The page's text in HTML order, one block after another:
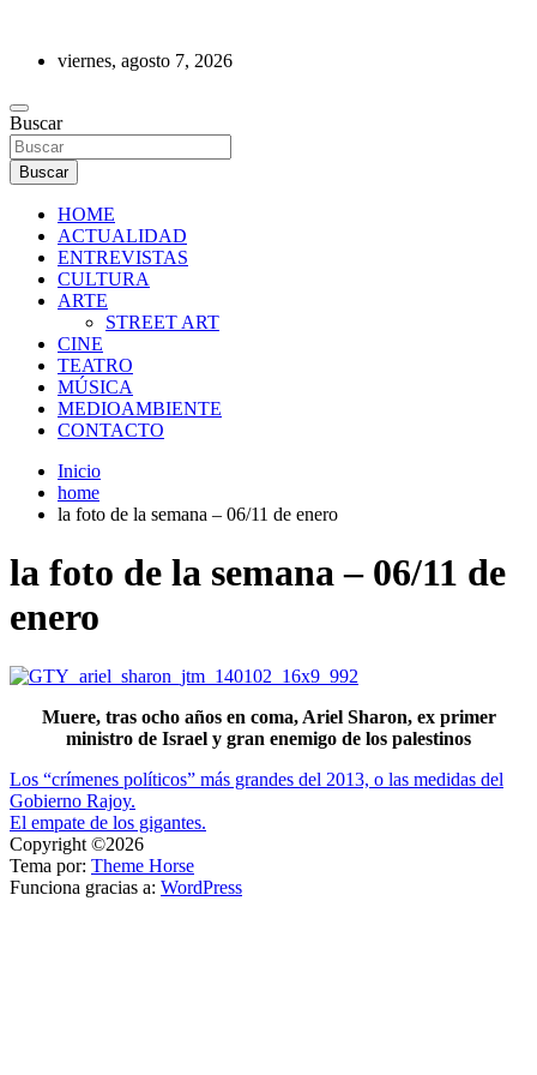
contenidoviernes, agosto 7, 2026
REVISTA DE PRENSA
Buscar
Buscar
HOME
ACTUALIDAD
ENTREVISTAS
CULTURA
ARTE
STREET ART
CINE
TEATRO
MÚSICA
MEDIOAMBIENTE
CONTACTO
Inicio
home
la foto de la semana – 06/11 de enero
la foto de la semana – 06/11 de
enero
Muere, tras ocho años en coma, Ariel Sharon, ex primer
ministro de Israel y gran enemigo de los palestinos
Navegación
de
entradas
Los “crímenes políticos” más grandes del 2013, o las medidas del
Gobierno Rajoy.
El empate de los gigantes.
Copyright ©2026
Tema por: Theme Horse
Funciona gracias a: WordPress